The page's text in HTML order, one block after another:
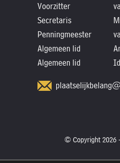
Voorzitter
Secretaris
Penningmeester
Algemeen lid
Algemeen lid
© Copyright 2026 -